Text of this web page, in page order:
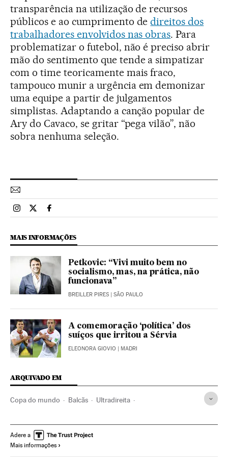
transparência na utilização de recursos
públicos e ao cumprimento dedireitos dos
trabalhadores envolvidos nas obras. Para
problematizar o futebol, não é preciso abrir
mão do sentimento que tende a simpatizar
com o time teoricamente mais fraco,
tampouco munir a urgência em demonizar
uma equipe a partir de julgamentos
simplistas. Adaptando a canção popular de
Ary do Cavaco, se gritar “pega vilão”, não
sobra nenhuma seleção.
Esportes El País Brasil en Instagram
Esportes El País Brasil en Twitter
Esportes El País Brasil en Facebook
MAIS INFORMAÇÕES
Petkovic: “Vivi muito bem no
socialismo, mas, na prática, não
funcionava”
BREILLER PIRES | SÃO PAULO
A comemoração ‘política’ dos
suíços que irritou a Sérvia
ELEONORA GIOVIO | MADRI
ARQUIVADO EM
Copa do mundo Balcãs Ultradireita
Futebol História contemporânea
Competições
Adere a
Mais informações